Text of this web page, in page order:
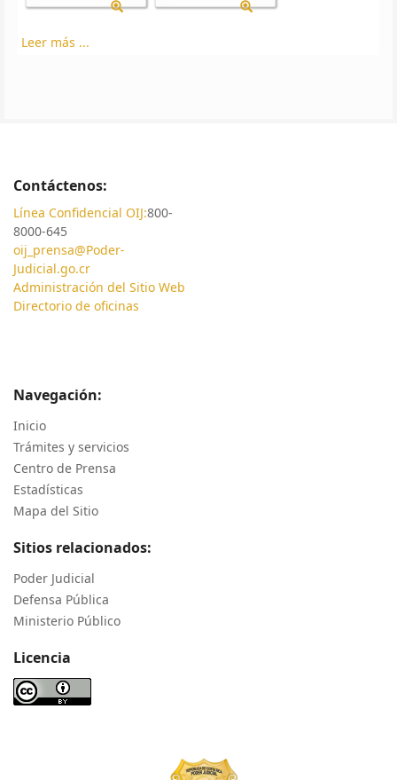
Leer más ...
Contáctenos:
Línea Confidencial OIJ:800-
8000-645
oij_prensa@Poder-
Judicial.go.cr
Administración del Sitio Web
Directorio de oficinas
Navegación:
Inicio
Trámites y servicios
Centro de Prensa
Estadísticas
Mapa del Sitio
Sitios relacionados:
Poder Judicial
Defensa Pública
Ministerio Público
Licencia